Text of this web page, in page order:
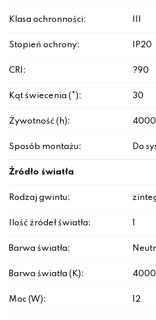
Klasa ochronności:
Stopień ochrony: IP20
CRI: ?90
Kąt świecenia (°): 30
Żywotność (h):
Sposób montażu: Do
Źródło światła
Rodzaj gwintu:
Ilość źródeł światła:
Barwa światła:
Barwa światła (K): 4000
Moc (W): 12